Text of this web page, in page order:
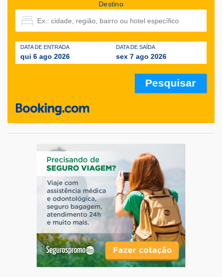
Destino
DATA DE ENTRADA
qui 6 ago 2026
DATA DE SAÍDA
sex 7 ago 2026